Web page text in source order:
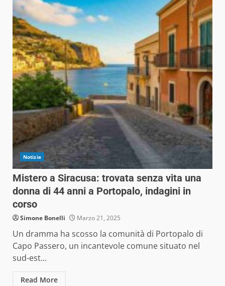
Notizie
Mistero a Siracusa: trovata senza vita una
donna di 44 anni a Portopalo, indagini in
corso
Simone Bonelli Marzo 21, 2025
Un dramma ha scosso la comunità di Portopalo di
Capo Passero, un incantevole comune situato nel
sud-est...
Read More